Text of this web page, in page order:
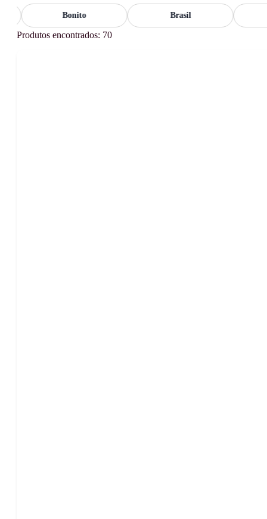
Bonito Brasil
Produtos encontrados: 70